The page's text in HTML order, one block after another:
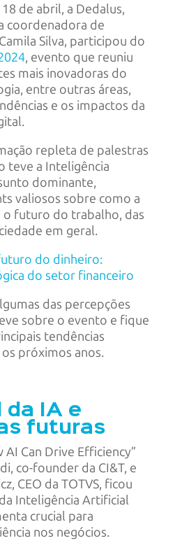
de abril, a Dedalus,
coordenadora de
Silva, participou do
, evento que reuniu
mais inovadoras do
entre outras áreas,
e os impactos da
repleta de palestras
teve a Inteligência
dominante,
valiosos sobre como a
futuro do trabalho, das
em geral.
do dinheiro:
do setor financeiro
das percepções
sobre o evento e fique
tendências
próximos anos.
da IA e
futuras
AI Can Drive Efficiency”
co-founder da CI&T, e
CEO da TOTVS, ficou
Inteligência Artificial
crucial para
nos negócios.